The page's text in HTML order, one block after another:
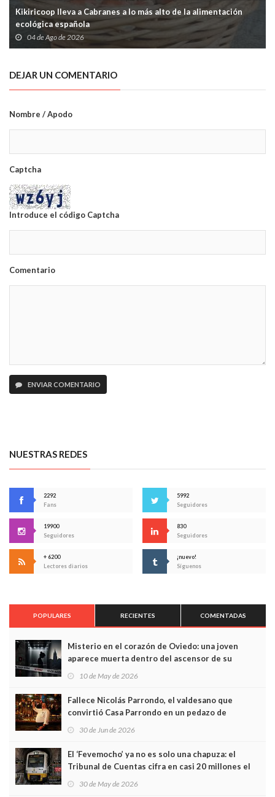
Kikiricoop lleva a Cabranes a lo más alto de la alimentación
ecológica española
04 de Ago de 2026
DEJAR UN COMENTARIO
Nombre / Apodo
Captcha
Introduce el código Captcha
Comentario
ENVIAR COMENTARIO
NUESTRAS REDES
2292
Fans
5992
Seguidores
19900
Seguidores
830
Seguidores
+ 6200
Lectores diarios
¡nuevo!
Síguenos
POPULARES RECIENTES COMENTADAS
Misterio en el corazón de Oviedo: una joven
aparece muerta dentro del ascensor de su
edificio y las cámaras captan sus últimos minutos
10 de May de 2026
Fallece Nicolás Parrondo, el valdesano que
convirtió Casa Parrondo en un pedazo de
Asturias en Madrid
30 de Jun de 2026
El ‘Fevemocho’ ya no es solo una chapuza: el
Tribunal de Cuentas cifra en casi 20 millones el
sobrecoste de los trenes que no cabían por los
30 de May de 2026